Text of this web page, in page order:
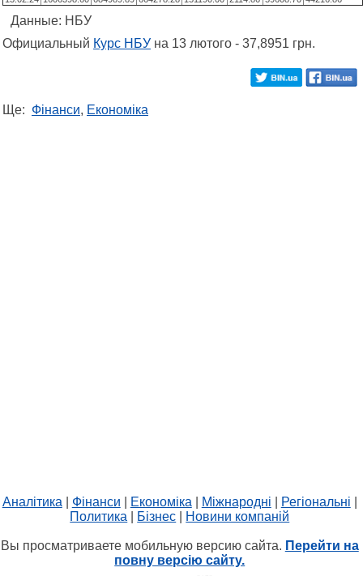
Данные: НБУ
Официальный Курс НБУ на 13 лютого - 37,8951 грн.
Ще: Фінанси, Економіка
Аналітика Фінанси Економіка Міжнародні Регіональні
Политика
Бізнес Новини компаній
Вы просматриваете мобильную версию сайта. Перейти на
повну версію сайту.